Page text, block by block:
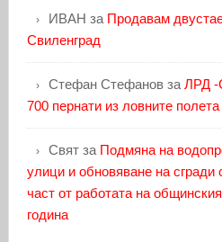
ИВАН за Продавам
Свиленград
Стефан Стефановза ЛРД -
700 пернати из ловните
Святза Подмяна на
улици и обновяване на сгради
част от работата на
година